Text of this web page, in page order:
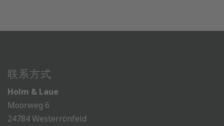
联系方式
Holm & Laue
Moorweg 6
24784 Westerrönfeld